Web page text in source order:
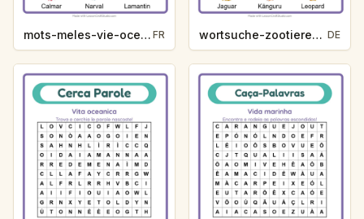
mots-meles-vie-oceanique-7d44 FR wortsuche-zootiere-ebdd DE